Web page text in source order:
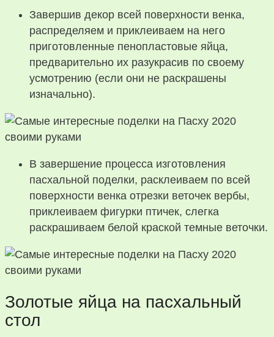
Завершив декор всей поверхности венка,
распределяем и приклеиваем на него
приготовленные пенопластовые яйца,
предварительно их разукрасив по своему
усмотрению (если они не раскрашены
изначально).
В завершение процесса изготовления
пасхальной поделки, расклеиваем по всей
поверхности венка отрезки веточек вербы,
приклеиваем фигурки птичек, слегка
раскрашиваем белой краской темные веточки.
Золотые яйца на пасхальный
стол